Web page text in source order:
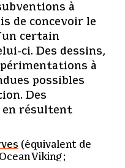
à
de concevoir le
certain
ci. Des dessins,
à
possibles
Des
en résultent
(équivalent de
Viking ;